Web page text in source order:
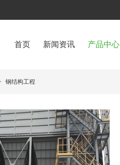
首页 新闻资讯 产品中心
钢结构工程